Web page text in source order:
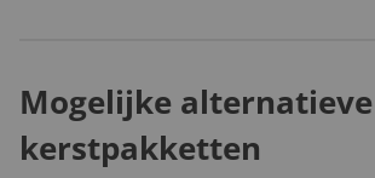
Mogelijke alternatieve
kerstpakketten